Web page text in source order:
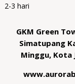
2-3 hari
GKM Green
Simatupang
Minggu, Kota